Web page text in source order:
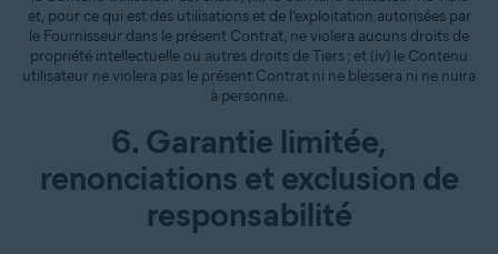
et, pour ce qui est des utilisations et de l’exploitation autorisées par
le Fournisseur dans le présent Contrat, ne violera aucuns droits de
propriété intellectuelle ou autres droits de Tiers ; et (iv) le Contenu
utilisateur ne violera pas le présent Contrat ni ne blessera ni ne nuira
à personne.
6. Garantie limitée,
renonciations et exclusion de
responsabilité